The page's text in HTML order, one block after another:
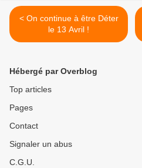
< On continue à être Déter
le 13 Avril !
Hébergé par Overblog
Top articles
Pages
Contact
Signaler un abus
C.G.U.